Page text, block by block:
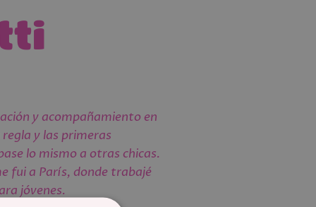
y acompañamiento en
y las primeras
lo mismo a otras chicas.
fui a París, donde trabajé
jóvenes.